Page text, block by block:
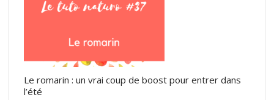
Le romarin : un vrai coup de boost pour entrer dans
l’été